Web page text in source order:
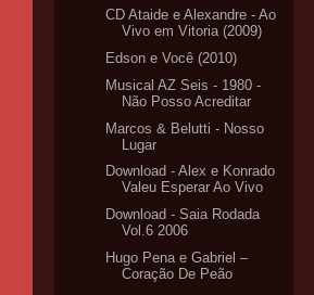
CD Ataide e Alexandre - Ao
Vivo em Vitoria (2009)
Edson e Você (2010)
Musical AZ Seis - 1980 -
Não Posso Acreditar
Marcos & Belutti - Nosso
Lugar
Download - Alex e Konrado
Valeu Esperar Ao Vivo
Download - Saia Rodada
Vol.6 2006
Hugo Pena e Gabriel –
Coração De Peão